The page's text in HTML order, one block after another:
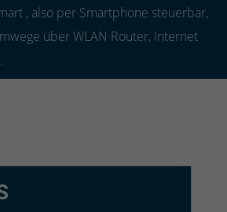
, also per Smartphone steuerbar,
über WLAN Router, Internet